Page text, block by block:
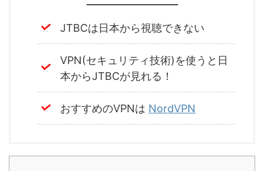
JTBCは日本から視聴できない
VPN(セキュリティ技術)を使うと日
本からJTBCが見れる！
おすすめのVPNは NordVPN